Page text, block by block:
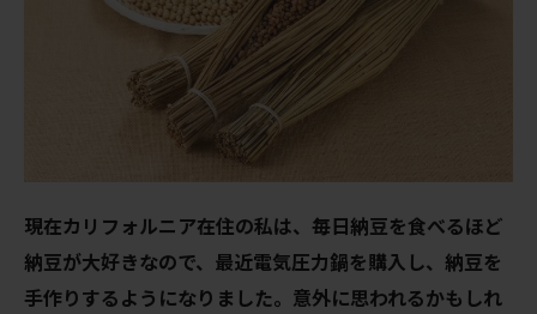
現在カリフォルニア在住の私は、毎日納豆を食べるほど
納豆が大好きなので、最近電気圧力鍋を購入し、納豆を
手作りするようになりました。意外に思われるかもしれ